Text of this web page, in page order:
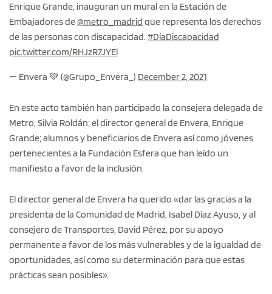
Enrique Grande, inauguran un mural en la Estación de
Embajadores de@metro_madrid que representa los derechos
de las personas con discapacidad. #DíaDiscapacidad
pic.twitter.com/RHJzR7JYEl
— Envera 💚 (@Grupo_Envera_) December 2, 2021
En este acto también han participado la consejera delegada de
Metro, Silvia Roldán; el director general de Envera, Enrique
Grande; alumnos y beneficiarios de Envera así como jóvenes
pertenecientes a la Fundación Esfera que han leído un
manifiesto a favor de la inclusión.
El director general de Envera ha querido «dar las gracias a la
presidenta de la Comunidad de Madrid, Isabel Díaz Ayuso, y al
consejero de Transportes, David Pérez, por su apoyo
permanente a favor de los más vulnerables y de la igualdad de
oportunidades, así como su determinación para que estas
prácticas sean posibles».